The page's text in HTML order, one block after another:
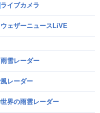
ライブカメラ
ウェザーニュースLiVE
雨雪レーダー
風レーダー
世界の雨雲レーダー